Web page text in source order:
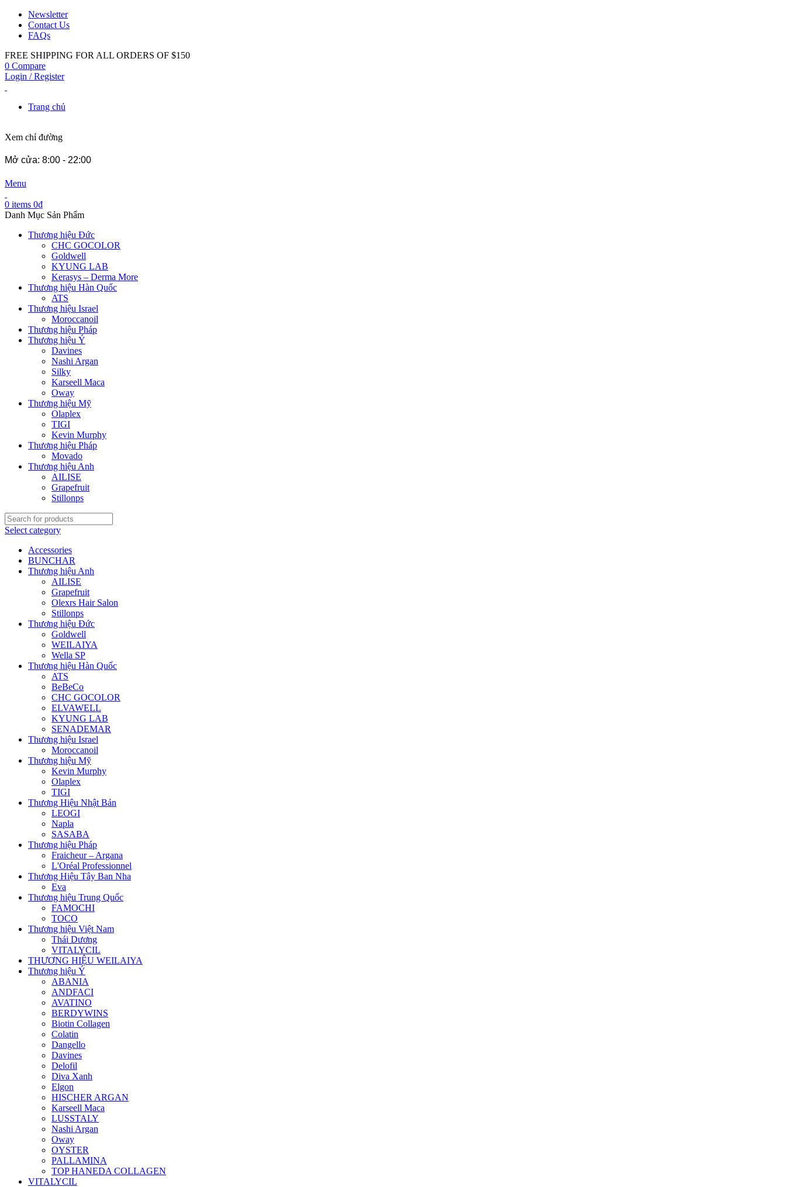
Newsletter
Contact Us
FAQs
FREE SHIPPING FOR ALL ORDERS OF $150
0 Compare
Login / Register
Trang chủ
Xem chỉ đường
Mở cửa: 8:00 - 22:00
Menu
0 items 0₫
Danh Mục Sản Phẩm
Thương hiệu Đức
CHC GOCOLOR
Goldwell
KYUNG LAB
Kerasys – Derma More
Thương hiệu Hàn Quốc
ATS
Thương hiệu Israel
Moroccanoil
Thương hiệu Pháp
Thương hiệu Ý
Davines
Nashi Argan
Silky
Karseell Maca
Oway
Thương hiệu Mỹ
Olaplex
TIGI
Kevin Murphy
Thương hiệu Pháp
Movado
Thương hiệu Anh
AILISE
Grapefruit
Stillonps
Select category
Accessories
BUNCHAR
Thương hiệu Anh
AILISE
Grapefruit
Olexrs Hair Salon
Stillonps
Thương hiệu Đức
Goldwell
WEILAIYA
Wella SP
Thương hiệu Hàn Quốc
ATS
BeBeCo
CHC GOCOLOR
ELVAWELL
KYUNG LAB
SENADEMAR
Thương hiệu Israel
Moroccanoil
Thương hiệu Mỹ
Kevin Murphy
Olaplex
TIGI
Thương Hiệu Nhật Bản
LEOGI
Napla
SASABA
Thương hiệu Pháp
Fraicheur – Argana
L'Oréal Professionnel
Thương Hiệu Tây Ban Nha
Eva
Thương hiệu Trung Quốc
FAMOCHI
TOCO
Thương hiệu Việt Nam
Thái Dương
VITALYCIL
THƯƠNG HIỆU WEILAIYA
Thương hiệu Ý
ABANIA
ANDFACI
AVATINO
BERDYWINS
Biotin Collagen
Colatin
Dangello
Davines
Delofil
Diva Xanh
Elgon
HISCHER ARGAN
Karseell Maca
LUSSTALY
Nashi Argan
Oway
OYSTER
PALLAMINA
TOP HANEDA COLLAGEN
VITALYCIL